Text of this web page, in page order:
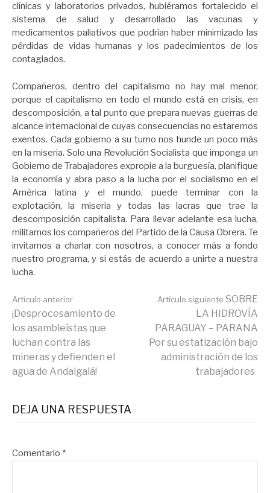
clínicas y laboratorios privados, hubiéramos fortalecido el
sistema de salud y desarrollado las vacunas y
medicamentos paliativos que podrían haber minimizado las
pérdidas de vidas humanas y los padecimientos de los
contagiados.
Compañeros, dentro del capitalismo no hay mal menor,
porque el capitalismo en todo el mundo está en crisis, en
descomposición, a tal punto que prepara nuevas guerras de
alcance internacional de cuyas consecuencias no estaremos
exentos. Cada gobierno a su turno nos hunde un poco más
en la miseria. Solo una Revolución Socialista que imponga un
Gobierno de Trabajadores expropie a la burguesía, planifique
la economía y abra paso a la lucha por el socialismo en el
América latina y el mundo, puede terminar con la
explotación, la miseria y todas las lacras que trae la
descomposición capitalista. Para llevar adelante esa lucha,
militamos los compañeros del Partido de la Causa Obrera. Te
invitamos a charlar con nosotros, a conocer más a fondo
nuestro programa, y si estás de acuerdo a unirte a nuestra
lucha.
Seguir
leyendo
Artículo anterior
¡Desprocesamiento de
los asambleístas que
luchan contra las
mineras y defienden el
agua de Andalgalá!
Artículo siguiente SOBRE
LA HIDROVÍA
PARAGUAY – PARANA
Por su estatización bajo
administración de los
trabajadores
DEJA UNA RESPUESTA
Comentario *